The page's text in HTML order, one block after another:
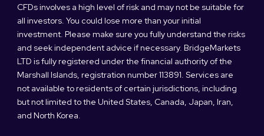
CFDs involves a high level of risk and may not be suitable for
all investors. You could lose more than your initial
investment. Please make sure you fully understand the risks
and seek independent advice if necessary. BridgeMarkets
LTD is fully registered under the financial authority of the
Marshall Islands, registration number 113891. Services are
not available to residents of certain jurisdictions, including
but not limited to the United States, Canada, Japan, Iran,
and North Korea.